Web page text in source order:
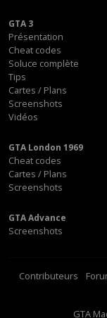
GTA 3
Présentation
Cheat codes
Soluce complète
Tips
Cartes / Plans
Screenshots
Vidéos
GTA London 1969
Cheat codes
Cartes / Plans
Screenshots
GTA Advance
Screenshots
Contributeurs
GTA